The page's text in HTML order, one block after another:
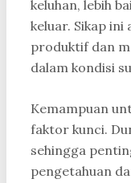
keluhan, lebih
keluar. Sikap ini
produktif dan
dalam kondisi
Kemampuan
faktor kunci.
sehingga
pengetahuan